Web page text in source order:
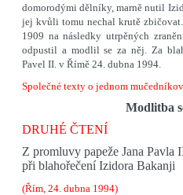
domorodými dělníky, marně nutil
jej kvůli tomu nechal krutě
1909 na následky utrpěných
odpustil a modlil se za něj. Za
Pavel II. v Římě 24. dubna 1994.
Společné texty o jednom
Modlitba
DRUHÉ ČTENÍ
Z promluvy papeže Jana Pavla
při blahořečení Izidora Bakanji
(Řím, 24. dubna 1994)